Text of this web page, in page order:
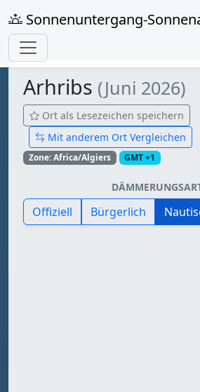
Sonnenuntergang-
Arhribs (Juni 2026)
Ort als Lesezeichen speichern
Mit anderem Ort Vergleichen
Zone: Africa/Algiers GMT +1
Offiziell Bürgerlich